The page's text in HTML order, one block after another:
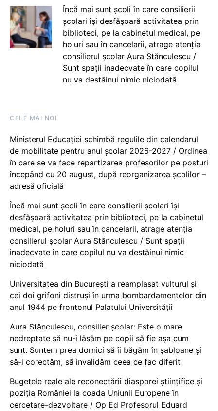
Încă mai sunt școli în care consilierii
școlari își desfășoară activitatea prin
biblioteci, pe la cabinetul medical, pe
holuri sau în cancelarii, atrage atenția
consilierul școlar Aura Stănculescu /
Sunt spații inadecvate în care copilul
nu va destăinui nimic niciodată
CELE MAI NOI
Ministerul Educației schimbă regulile din calendarul
de mobilitate pentru anul școlar 2026-2027 / Ordinea
în care se va face repartizarea profesorilor pe posturi
începând cu 20 august, după reorganizarea școlilor –
adresă oficială
Încă mai sunt școli în care consilierii școlari își
desfășoară activitatea prin biblioteci, pe la cabinetul
medical, pe holuri sau în cancelarii, atrage atenția
consilierul școlar Aura Stănculescu / Sunt spații
inadecvate în care copilul nu va destăinui nimic
niciodată
Universitatea din București a reamplasat vulturul și
cei doi grifoni distruși în urma bombardamentelor din
anul 1944 pe frontonul Palatului Universității
Aura Stănculescu, consilier școlar: Este o mare
nedreptate să nu-i lăsăm pe copii să fie așa cum
sunt. Suntem prea dornici să îi băgăm în șabloane și
să-i corectăm, să invalidăm ceea ce fac diferit
Bugetele reale ale reconectării diasporei științifice și
poziția României la coada Uniunii Europene în
cercetare-dezvoltare / Op Ed Profesorul Eduard